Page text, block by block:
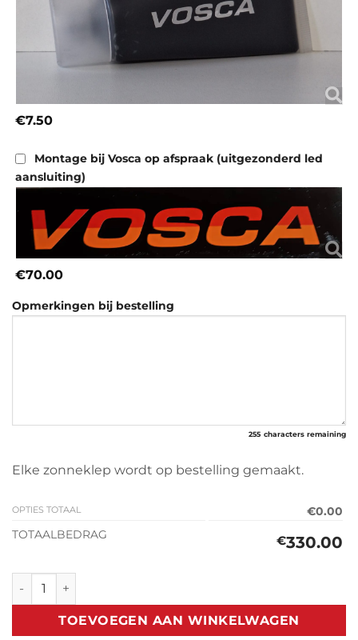
€7.50
Montage bij Vosca op afspraak (uitgezonderd led
aansluiting)
€70.00
Opmerkingen bij bestelling
255 characters remaining
Elke zonneklep wordt op bestelling gemaakt.
OPTIES TOTAAL
€0.00
TOTAALBEDRAG
€330.00
Zonneklep Daihatsu Rocky 1988> aantal
TOEVOEGEN AAN WINKELWAGEN